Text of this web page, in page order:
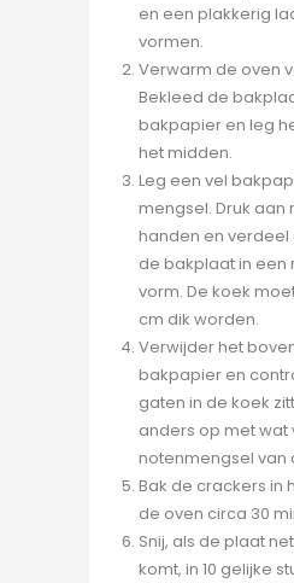
en een plakkerig
vormen.
Verwarm de oven
Bekleed de
bakpapier en leg
het midden.
Leg een vel
mengsel. Druk aan
handen en
de bakplaat in een
vorm. De koek
cm dik worden.
Verwijder het
bakpapier en
gaten in de koek
anders op met wat
notenmengsel van
Bak de crackers in
de oven circa 30
Snij, als de plaat
komt, in 10 gelijke